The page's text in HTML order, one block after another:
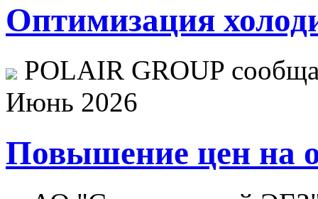
Оптимизация
POLAIR GROUP
Июнь 2026
Повышение цен на